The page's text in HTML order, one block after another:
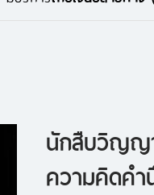
นักสืบวิญญ
ความคิดคำ